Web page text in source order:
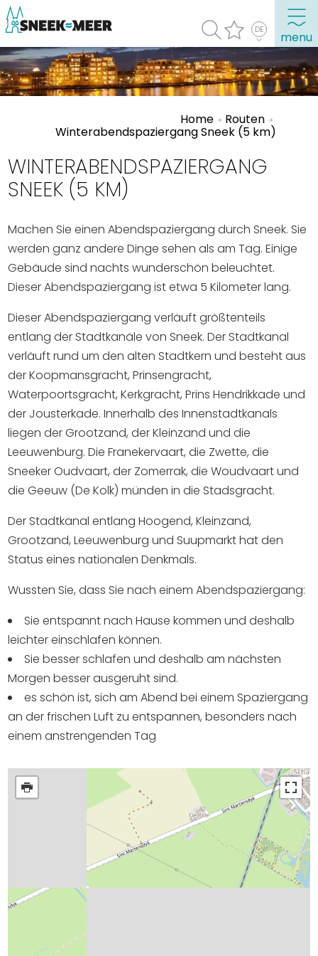
menu
Entdecken Sie Sneek
Informationen
Highlights
Sehenswürdigkeiten
Sehen & Erleben
Essen, Trinken, Ausgehen
Einkaufen
Veranstaltungskalender
Häufig besuchte Seiten:
Stadtplan
Sneek mit Kinder
VVV Sneek
Drahtloses Internet
Sehenswürdigkeiten
Home Routen
Winterabendspaziergang Sneek (5 km)
WINTERABENDSPAZIERGANG
SNEEK (5 KM)
Machen Sie einen Abendspaziergang durch Sneek. Sie
werden ganz andere Dinge sehen als am Tag. Einige
Gebäude sind nachts wunderschön beleuchtet.
Dieser Abendspaziergang ist etwa 5 Kilometer lang.
Dieser Abendspaziergang verläuft größtenteils
entlang der Stadtkanäle von Sneek. Der Stadtkanal
verläuft rund um den alten Stadtkern und besteht aus
der Koopmansgracht, Prinsengracht,
Waterpoortsgracht, Kerkgracht, Prins Hendrikkade und
der Jousterkade. Innerhalb des Innenstadtkanals
liegen der Grootzand, der Kleinzand und die
Leeuwenburg. Die Franekervaart, die Zwette, die
Sneeker Oudvaart, der Zomerrak, die Woudvaart und
die Geeuw (De Kolk) münden in die Stadsgracht.
Der Stadtkanal entlang Hoogend, Kleinzand,
Grootzand, Leeuwenburg und Suupmarkt hat den
Status eines nationalen Denkmals.
Wussten Sie, dass Sie nach einem Abendspaziergang:
Sie entspannt nach Hause kommen und deshalb
leichter einschlafen können.
Sie besser schlafen und deshalb am nächsten
Morgen besser ausgeruht sind.
es schön ist, sich am Abend bei einem Spaziergang
an der frischen Luft zu entspannen, besonders nach
einem anstrengenden Tag